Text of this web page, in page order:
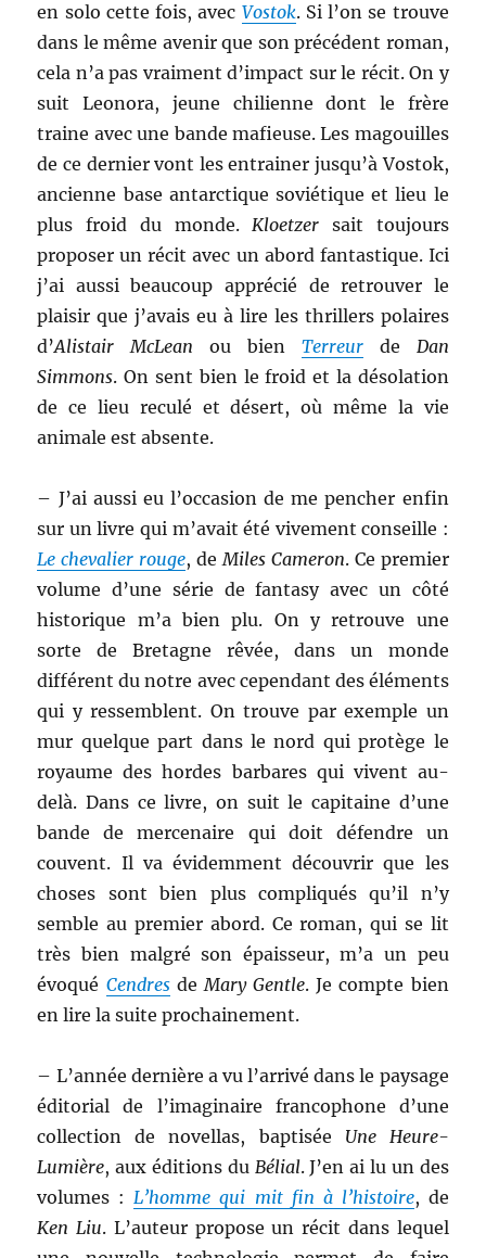
en solo cette fois, avec Vostok. Si l’on se trouve
dans le même avenir que son précédent roman,
cela n’a pas vraiment d’impact sur le récit. On y
suit Leonora, jeune chilienne dont le frère
traine avec une bande mafieuse. Les magouilles
de ce dernier vont les entrainer jusqu’à Vostok,
ancienne base antarctique soviétique et lieu le
plus froid du monde.Kloetzer sait toujours
proposer un récit avec un abord fantastique. Ici
j’ai aussi beaucoup apprécié de retrouver le
plaisir que j’avais eu à lire les thrillers polaires
d’Alistair McLean ou bien Terreurde Dan
Simmons. On sent bien le froid et la désolation
de ce lieu reculé et désert, où même la vie
animale est absente.
– J’ai aussi eu l’occasion de me pencher enfin
sur un livre qui m’avait été vivement conseille :
Le chevalier rouge, deMiles Cameron. Ce premier
volume d’une série de fantasy avec un côté
historique m’a bien plu. On y retrouve une
sorte de Bretagne rêvée, dans un monde
différent du notre avec cependant des éléments
qui y ressemblent. On trouve par exemple un
mur quelque part dans le nord qui protège le
royaume des hordes barbares qui vivent au-
delà. Dans ce livre, on suit le capitaine d’une
bande de mercenaire qui doit défendre un
couvent. Il va évidemment découvrir que les
choses sont bien plus compliqués qu’il n’y
semble au premier abord. Ce roman, qui se lit
très bien malgré son épaisseur, m’a un peu
évoqué CendresdeMary Gentle. Je compte bien
en lire la suite prochainement.
– L’année dernière a vu l’arrivé dans le paysage
éditorial de l’imaginaire francophone d’une
collection de novellas, baptisée Une Heure-
Lumière, aux éditions du Bélial. J’en ai lu un des
volumes :L’homme qui mit fin à l’histoire, de
Ken Liu. L’auteur propose un récit dans lequel